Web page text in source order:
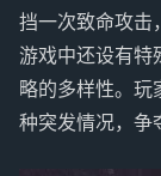
挡一次致命攻击
游戏中还设有特
略的多样性。玩
种突发情况，争